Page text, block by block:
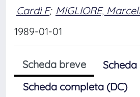
Cardì F; MIGLIORE,
1989-01-01
Scheda breve
Scheda completa (DC)